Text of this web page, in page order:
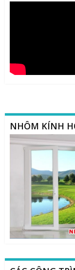
NHÔM KÍNH